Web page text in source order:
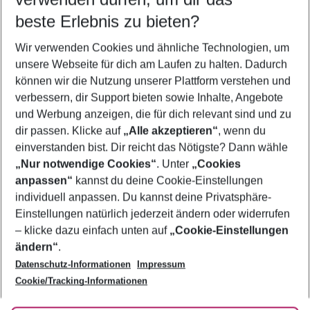
5-8 Nächte
2 Erwachsene Keine Kinder
Mehr Filter anzeigen
Footer
Footer navigation
Über uns
AGB
Bestpreisgarantie
Cookie-Einstellungen ändern
Cookie-Richtlinie
Agenturbetreuung
Barrierefreies Reisen
Folge uns
beste Erlebnis zu bieten?
Wir verwenden Cookies und ähnliche Technologien, um
unsere Webseite für dich am Laufen zu halten. Dadurch
können wir die Nutzung unserer Plattform verstehen und
verbessern, dir Support bieten sowie Inhalte, Angebote
und Werbung anzeigen, die für dich relevant sind und zu
dir passen. Klicke auf „Alle akzeptieren“, wenn du
einverstanden bist. Dir reicht das Nötigste? Dann wähle
„Nur notwendige Cookies“. Unter „Cookies
anpassen“ kannst du deine Cookie-Einstellungen
individuell anpassen. Du kannst deine Privatsphäre-
Einstellungen natürlich jederzeit ändern oder widerrufen
– klicke dazu einfach unten auf „Cookie-Einstellungen
ändern“.
Datenschutz-Informationen
Impressum
Cookie/Tracking-Informationen